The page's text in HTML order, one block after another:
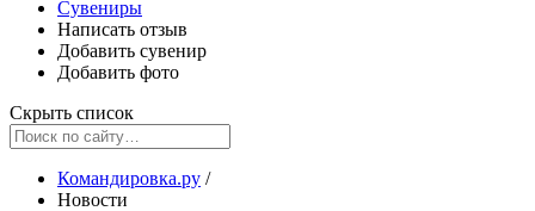
Сувениры
Написать отзыв
Добавить сувенир
Добавить фото
Скрыть список
Командировка.ру /
Новости